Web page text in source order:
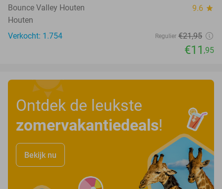
Bounce Valley Houten 9.6 star
Houten
Verkocht: 1.754
Regulier €21,95
€11 ,95
Ontdek de leukste
zomervakantiedeals!
Bekijk nu